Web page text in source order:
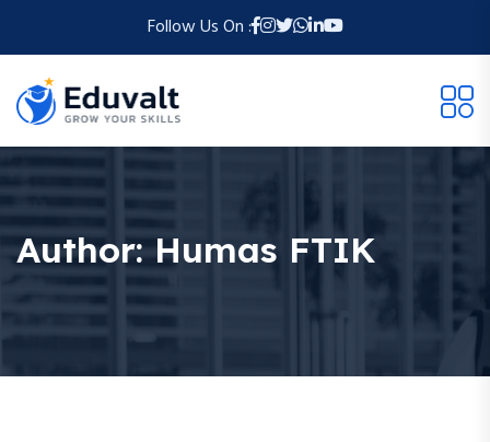
Follow Us On :
Author:Humas FTIK